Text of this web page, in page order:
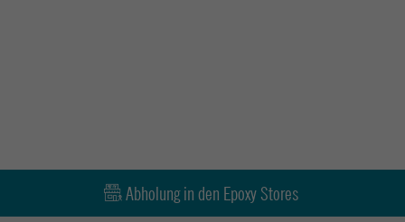
Abholung in den Epoxy Stores